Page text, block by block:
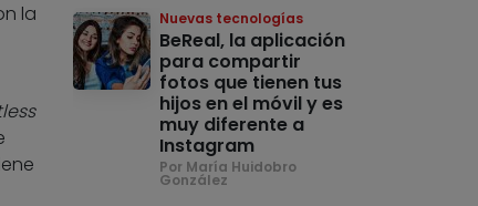
la
Nuevas tecnologías
BeReal, la aplicación
para compartir
fotos que tienen tus
hijos en el móvil y es
muy diferente a
Instagram
Por María Huidobro
González